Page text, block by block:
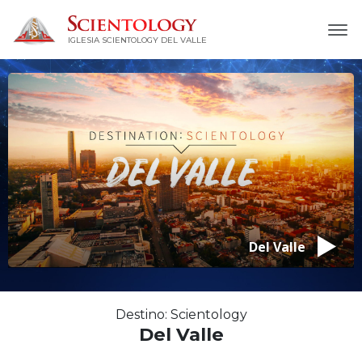
IGLESIA SCIENTOLOGY DEL VALLE
Del Valle
Destino: Scientology
Del Valle